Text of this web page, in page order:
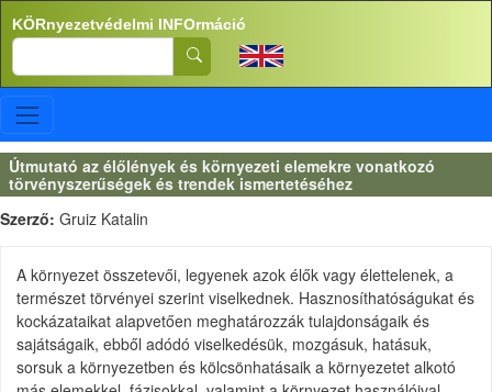
Ugrás a tartalomra
KÖRnyezetvédelmi INFOrmáció
Search
Útmutató az élőlények és környezeti elemekre vonatkozó
törvényszerűségek és trendek ismertetéséhez
Szerző: Gruiz Katalin
A környezet összetevői, legyenek azok élők vagy élettelenek, a
természet törvényei szerint viselkednek. Hasznosíthatóságukat és
kockázataikat alapvetően meghatározzák tulajdonságaik és
sajátságaik, ebből adódó viselkedésük, mozgásuk, hatásuk,
sorsuk a környezetben és kölcsönhatásaik a környezetet alkotó